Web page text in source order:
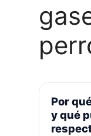
Por
y qué